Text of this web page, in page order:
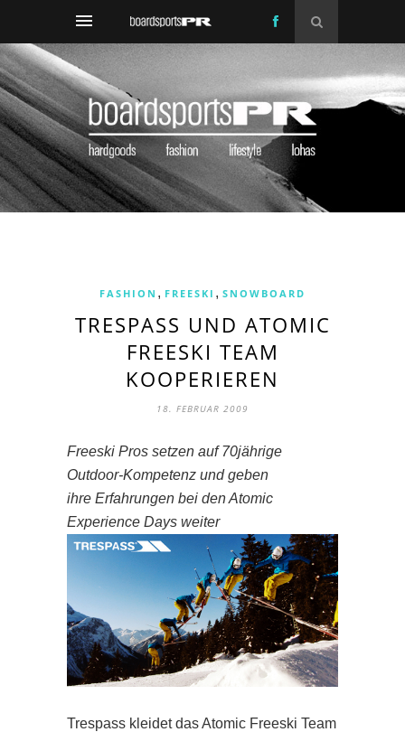
FASHION , FREESKI , SNOWBOARD
TRESPASS UND ATOMIC
FREESKI TEAM
KOOPERIEREN
18. FEBRUAR 2009
Freeski Pros setzen auf 70jährige
Outdoor-Kompetenz und geben
ihre Erfahrungen bei den Atomic
Experience Days weiter
Trespass kleidet das Atomic Freeski Team